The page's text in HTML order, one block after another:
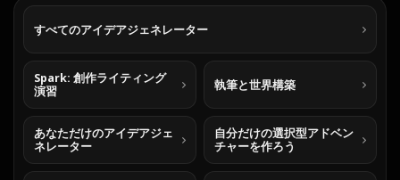
すべてのアイデアジェネレーター
Spark: 創作ライティング
演習
執筆と世界構築
あなただけのアイデアジェ
ネレーター
自分だけの選択型アドベン
チャーを作ろう